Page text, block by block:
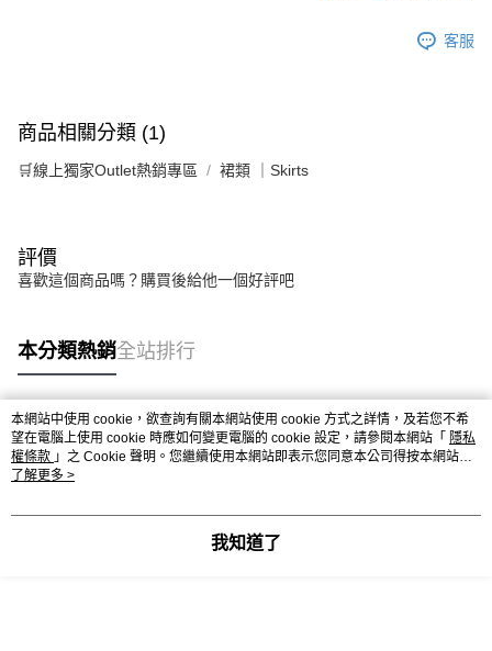
客服
商品相關分類 (1)
🛒線上獨家Outlet熱銷專區 裙類 ｜Skirts
評價
喜歡這個商品嗎？購買後給他一個好評吧
本分類熱銷全站排行
熱門標籤
本網站中使用 cookie，欲查詢有關本網站使用 cookie 方式之詳情，及若您不希
望在電腦上使用 cookie 時應如何變更電腦的 cookie 設定，請參閱本網站「 隱私
權條款 」之 Cookie 聲明。您繼續使用本網站即表示您同意本公司得按本網站使
用條款之 Cookie 聲明使用 cookie。
了解更多 >
我知道了